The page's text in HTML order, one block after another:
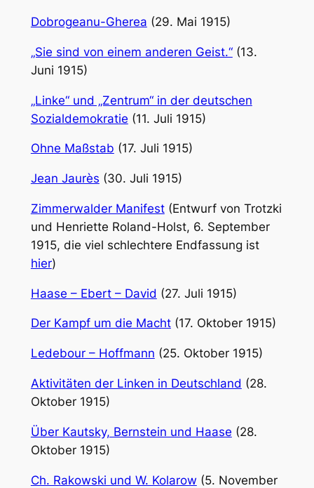
Dobrogeanu-Gherea (29. Mai 1915)
„Sie sind von einem anderen Geist.“(13.
Juni 1915)
„Linke“ und „Zentrum“ in der deutschen
Sozialdemokratie (11. Juli 1915)
Ohne Maßstab (17. Juli 1915)
Jean Jaurès (30. Juli 1915)
Zimmerwalder Manifest(Entwurf von Trotzki
und Henriette Roland-Holst, 6. September
1915, die viel schlechtere Endfassung ist
hier)
Haase – Ebert – David (27. Juli 1915)
Der Kampf um die Macht(17. Oktober 1915)
Ledebour – Hoffmann (25. Oktober 1915)
Aktivitäten der Linken in Deutschland (28.
Oktober 1915)
Über Kautsky, Bernstein und Haase (28.
Oktober 1915)
Ch. Rakowski und W. Kolarow (5. November